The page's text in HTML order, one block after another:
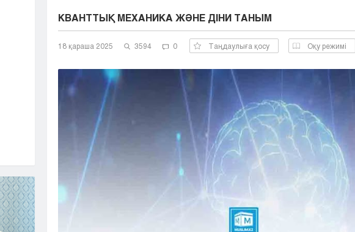
КВАНТТЫҚ МЕХАНИКА ЖӘНЕ ДІНИ ТАНЫМ
18 қараша 2025 3594 0 Таңдаулыға қосу Оқу режимі